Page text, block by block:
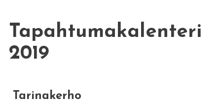
Tapahtumakalenteri
2019
Tarinakerho